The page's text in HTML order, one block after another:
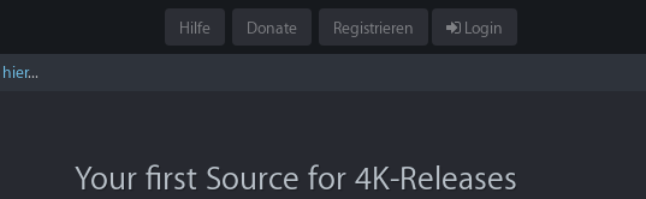
Hilfe Donate Registrieren Login
hier...
Your first Source for 4K-Releases